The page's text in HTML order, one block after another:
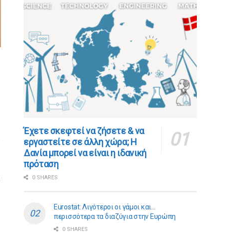
​​Έχετε σκεφτεί να ζήσετε & να
εργαστείτε σε άλλη χώρα; Η
Δανία μπορεί να είναι η ιδανική
πρόταση
0 SHARES
Eurostat: Λιγότεροι οι γάμοι και…
περισσότερα τα διαζύγια στην Ευρώπη
0 SHARES